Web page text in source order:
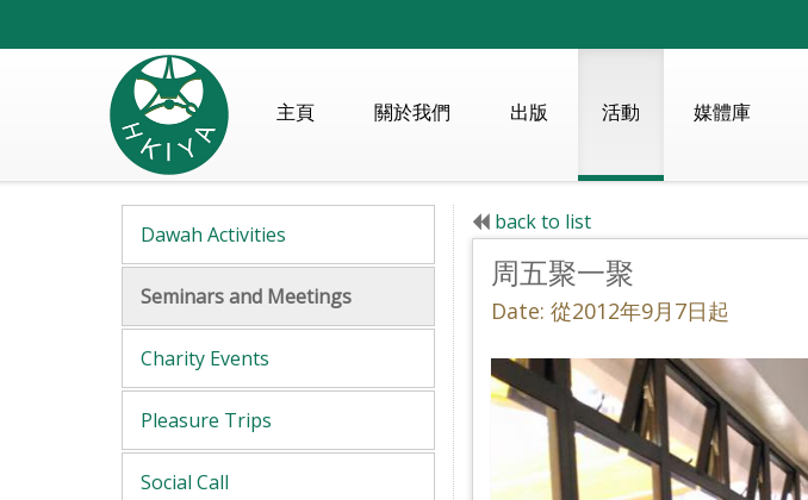
主頁 關於我們 出版 活動 媒體庫
Dawah Activities
Seminars and Meetings
Charity Events
Pleasure Trips
Social Call
back to list
周五聚一聚
Date: 從2012年9月7日起